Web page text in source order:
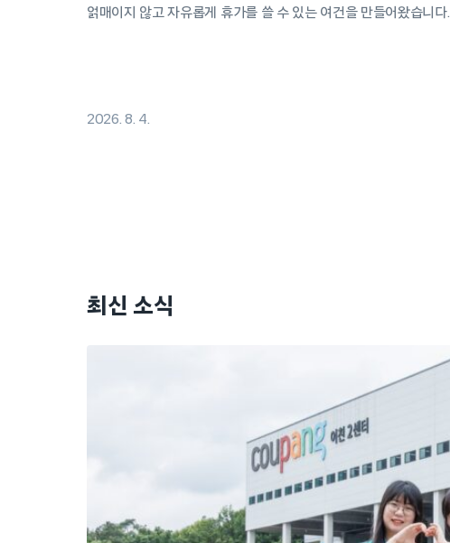
얽매이지 않고 자유롭게 휴가를 쓸 수 있는 여건을 만들어왔습니다.
2026. 8. 4.
최신 소식